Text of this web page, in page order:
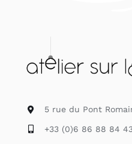
5 rue du Pont
+33 (0)6 86 88 84